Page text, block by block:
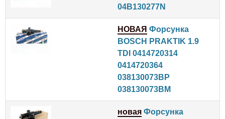
04B130277N
НОВАЯ Форсунка
BOSCH PRAKTIK 1.9
TDI 0414720314
0414720364
038130073BP
038130073BM
новая Форсунка